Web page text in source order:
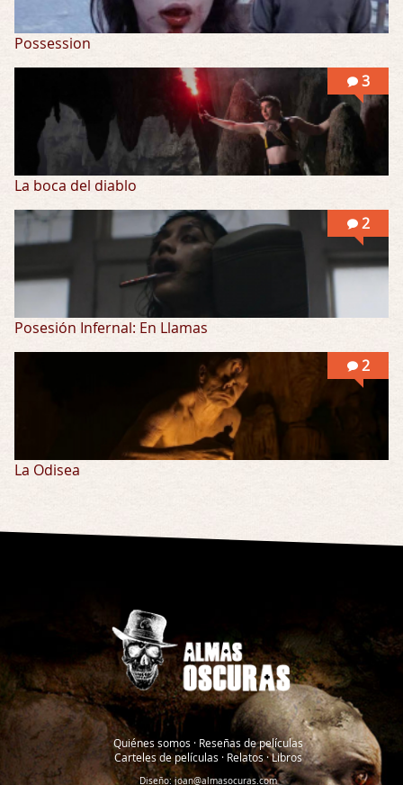
Possession
3
La boca del diablo
2
Posesión Infernal: En Llamas
2
La Odisea
Quiénes somos · Reseñas de películas
Carteles de películas · Relatos·Libros
Diseño:joan@almasocuras.com